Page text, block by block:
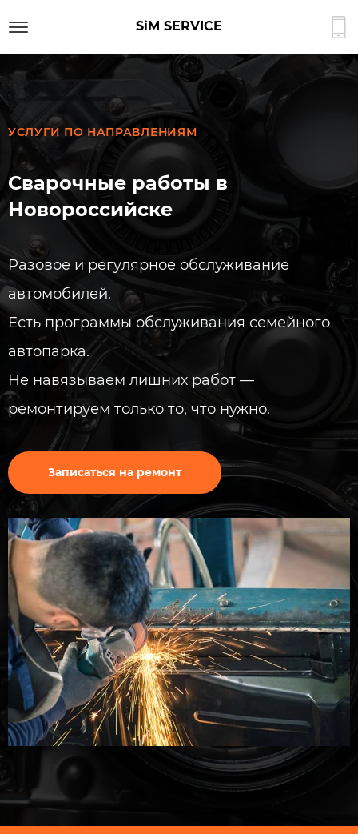
SiM SERVICE
УСЛУГИ ПО НАПРАВЛЕНИЯМ
Сварочные работы​​ в
Новороссийске​
Разовое и регулярное обслуживание
автомобилей.
Есть программы обслуживания семейного
автопарка.
Не навязываем лишних работ —​
ремонтируем только то, что нужно​​.
Записаться на ремонт